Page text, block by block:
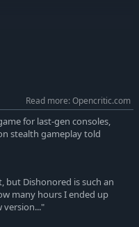
mettra aux prises avec
Ward et le manoir
forces surnaturelles
armes et
Trials, redécouvrez le
de furtivité et
grâce à 10 cartes
épreuves. Testez vos
et de mobilité en
Read more: Opencritic.com
for last-gen consoles,
stealth gameplay told
but Dishonored is such an
many hours I ended up
version..."